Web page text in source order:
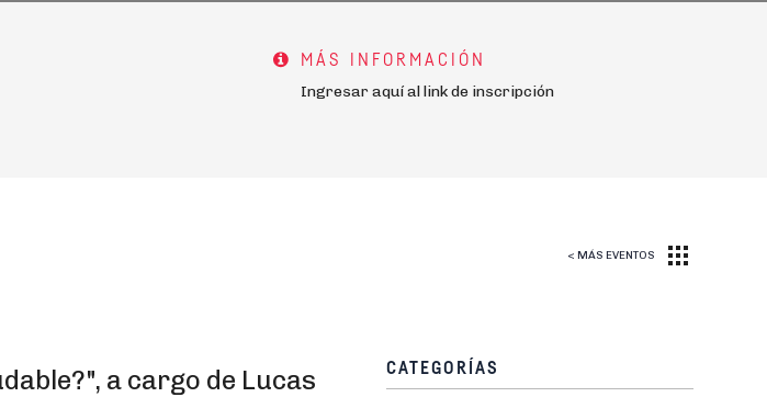
MÁS INFORMACIÓN
Ingresar aquí al link de inscripción
< MÁS EVENTOS
a cargo de Lucas
CATEGORÍAS